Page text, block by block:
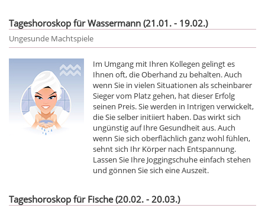
Tageshoroskop für Wassermann (21.01. - 19.02.)
Ungesunde Machtspiele
Im Umgang mit Ihren Kollegen gelingt es
Ihnen oft, die Oberhand zu behalten. Auch
wenn Sie in vielen Situationen als scheinbarer
Sieger vom Platz gehen, hat dieser Erfolg
seinen Preis. Sie werden in Intrigen verwickelt,
die Sie selber initiiert haben. Das wirkt sich
ungünstig auf Ihre Gesundheit aus. Auch
wenn Sie sich oberflächlich ganz wohl fühlen,
sehnt sich Ihr Körper nach Entspannung.
Lassen Sie Ihre Joggingschuhe einfach stehen
und gönnen Sie sich eine Auszeit.
Tageshoroskop für Fische (20.02. - 20.03.)